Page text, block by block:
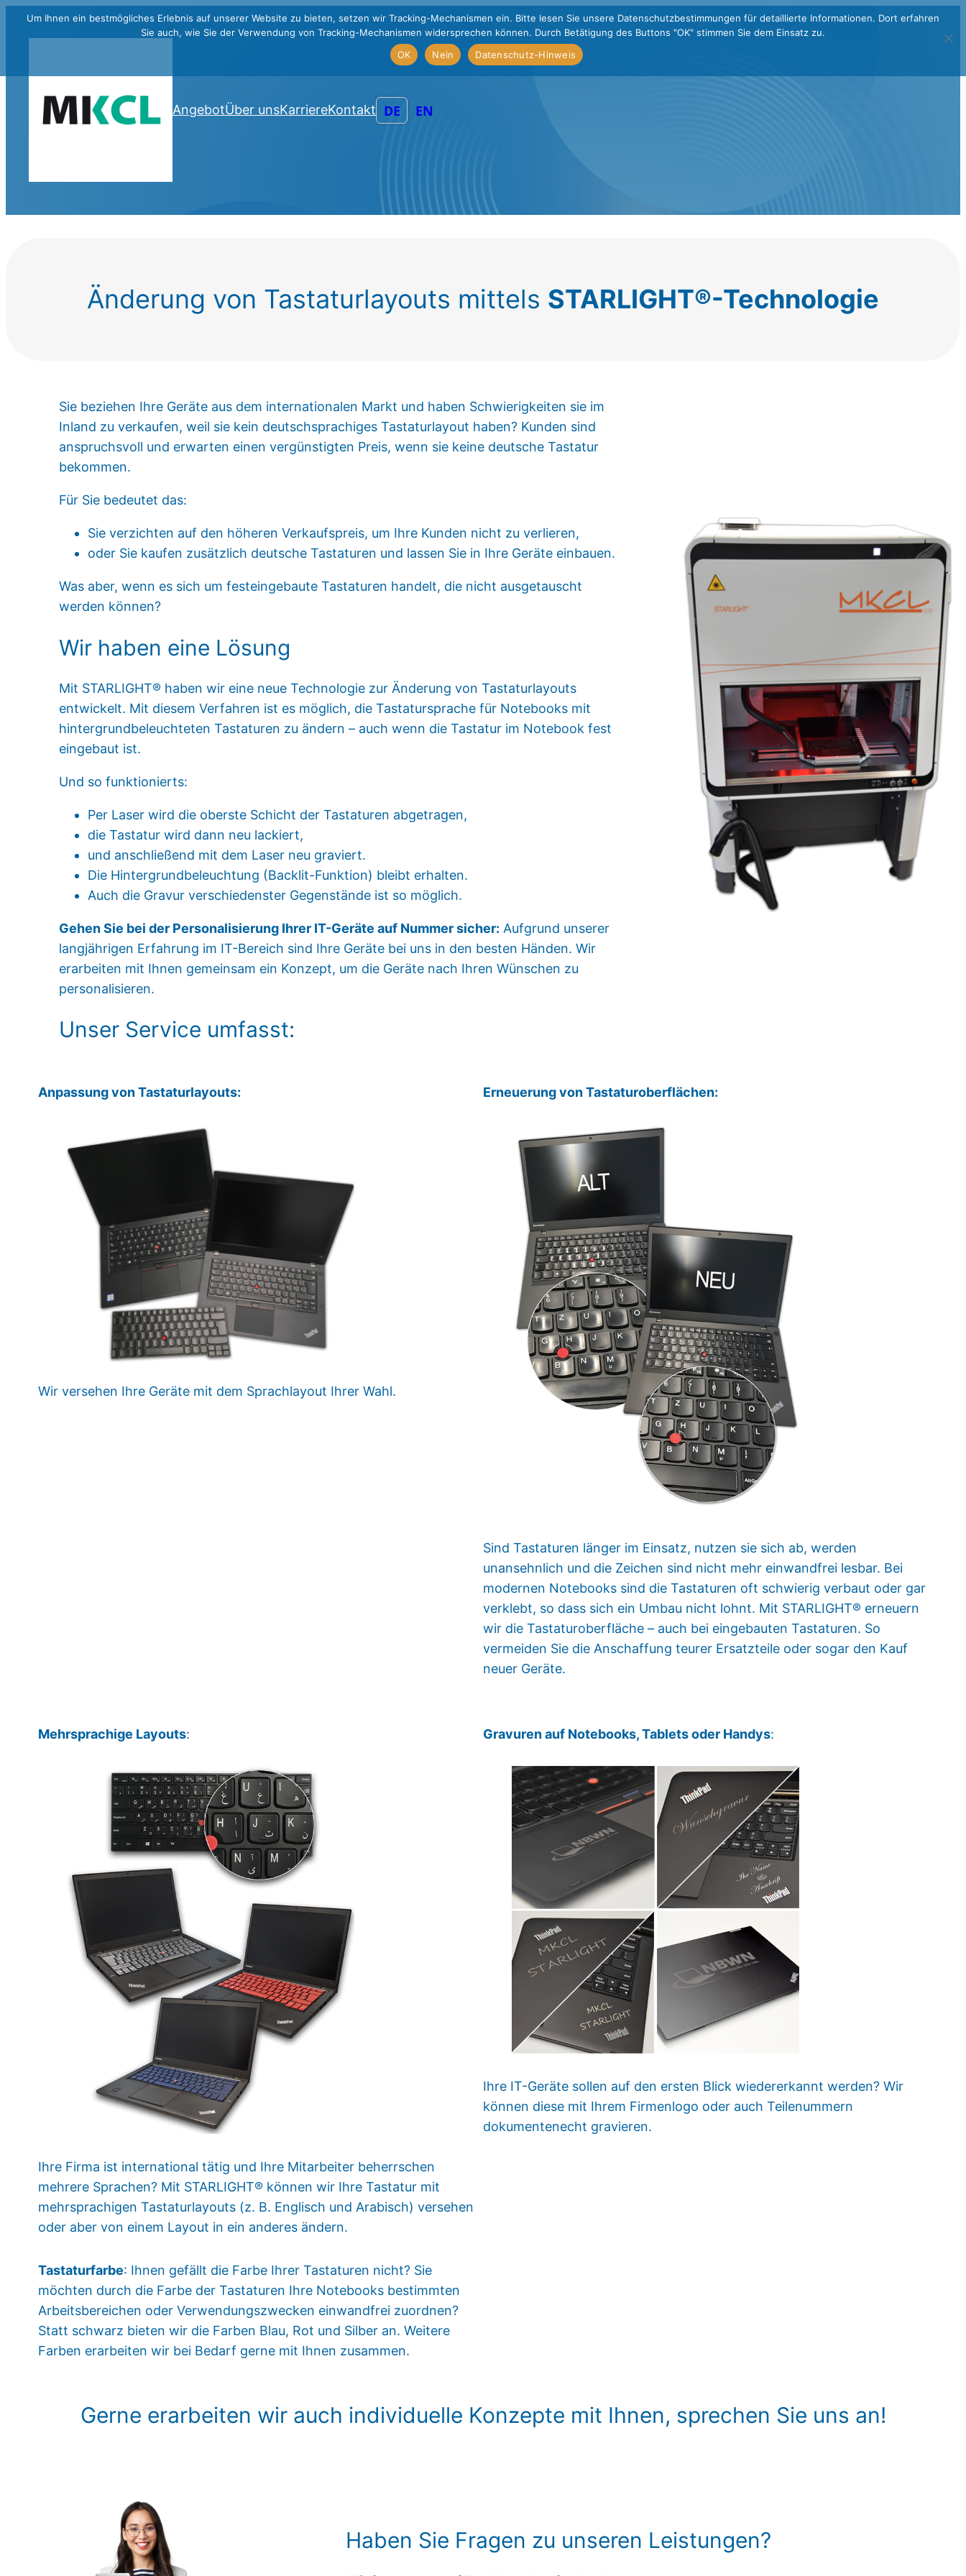
AngebotÜber unsKarriereKontakt DE EN
Änderung von Tastaturlayouts mittels STARLIGHT®-Technologie
Sie beziehen Ihre Geräte aus dem internationalen Markt und haben Schwierigkeiten sie im
Inland zu verkaufen, weil sie kein deutschsprachiges Tastaturlayout haben? Kunden sind
anspruchsvoll und erwarten einen vergünstigten Preis, wenn sie keine deutsche Tastatur
bekommen.
Für Sie bedeutet das:
Sie verzichten auf den höheren Verkaufspreis, um Ihre Kunden nicht zu verlieren,
oder Sie kaufen zusätzlich deutsche Tastaturen und lassen Sie in Ihre Geräte einbauen.
Was aber, wenn es sich um festeingebaute Tastaturen handelt, die nicht ausgetauscht
werden können?
Wir haben eine Lösung
Mit STARLIGHT® haben wir eine neue Technologie zur Änderung von Tastaturlayouts
entwickelt. Mit diesem Verfahren ist es möglich, die Tastatursprache für Notebooks mit
hintergrundbeleuchteten Tastaturen zu ändern – auch wenn die Tastatur im Notebook fest
eingebaut ist.
Und so funktionierts:
Per Laser wird die oberste Schicht der Tastaturen abgetragen,
die Tastatur wird dann neu lackiert,
und anschließend mit dem Laser neu graviert.
Die Hintergrundbeleuchtung (Backlit-Funktion) bleibt erhalten.
Auch die Gravur verschiedenster Gegenstände ist so möglich.
Gehen Sie bei der Personalisierung Ihrer IT-Geräte auf Nummer sicher: Aufgrund unserer
langjährigen Erfahrung im IT-Bereich sind Ihre Geräte bei uns in den besten Händen. Wir
erarbeiten mit Ihnen gemeinsam ein Konzept, um die Geräte nach Ihren Wünschen zu
personalisieren.
Unser Service umfasst:
Anpassung von Tastaturlayouts:
Wir versehen Ihre Geräte mit dem Sprachlayout Ihrer Wahl.
Erneuerung von Tastaturoberflächen:
Sind Tastaturen länger im Einsatz, nutzen sie sich ab, werden
unansehnlich und die Zeichen sind nicht mehr einwandfrei lesbar. Bei
modernen Notebooks sind die Tastaturen oft schwierig verbaut oder gar
verklebt, so dass sich ein Umbau nicht lohnt. Mit STARLIGHT® erneuern
wir die Tastaturoberfläche – auch bei eingebauten Tastaturen. So
vermeiden Sie die Anschaffung teurer Ersatzteile oder sogar den Kauf
neuer Geräte.
Mehrsprachige Layouts:
Ihre Firma ist international tätig und Ihre Mitarbeiter beherrschen
mehrere Sprachen? Mit STARLIGHT® können wir Ihre Tastatur mit
mehrsprachigen Tastaturlayouts (z. B. Englisch und Arabisch) versehen
oder aber von einem Layout in ein anderes ändern.
Tastaturfarbe: Ihnen gefällt die Farbe Ihrer Tastaturen nicht? Sie
möchten durch die Farbe der Tastaturen Ihre Notebooks bestimmten
Arbeitsbereichen oder Verwendungszwecken einwandfrei zuordnen?
Statt schwarz bieten wir die Farben Blau, Rot und Silber an. Weitere
Farben erarbeiten wir bei Bedarf gerne mit Ihnen zusammen.
Gravuren auf Notebooks, Tablets oder Handys:
Ihre IT-Geräte sollen auf den ersten Blick wiedererkannt werden? Wir
können diese mit Ihrem Firmenlogo oder auch Teilenummern
dokumentenecht gravieren.
Gerne erarbeiten wir auch individuelle Konzepte mit Ihnen, sprechen Sie uns an!
Haben Sie Fragen zu unseren Leistungen?
Um Ihnen ein bestmögliches Erlebnis auf unserer Website zu bieten, setzen wir Tracking-Mechanismen ein. Bitte lesen Sie unsere Datenschutzbestimmungen für detaillierte Informationen. Dort erfahren
Sie auch, wie Sie der Verwendung von Tracking-Mechanismen widersprechen können. Durch Betätigung des Buttons "OK" stimmen Sie dem Einsatz zu.
OK
Nein Datenschutz-Hinweis